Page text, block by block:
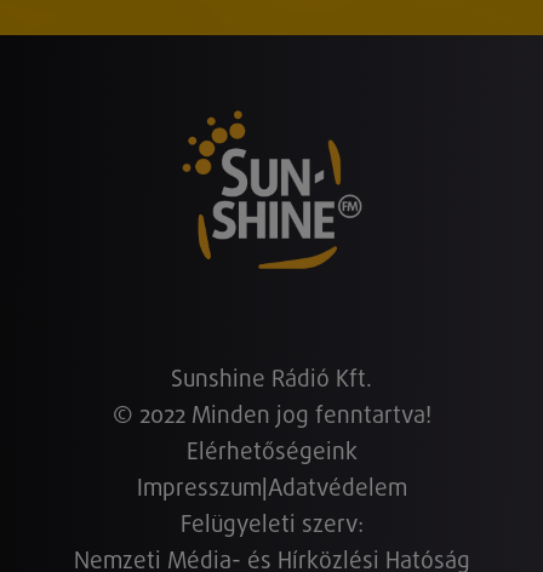
Sunshine Rádió Kft.
© 2022 Minden jog fenntartva!
Elérhetőségeink
Impresszum Adatvédelem
Felügyeleti szerv:
Nemzeti Média- és Hírközlési Hatóság